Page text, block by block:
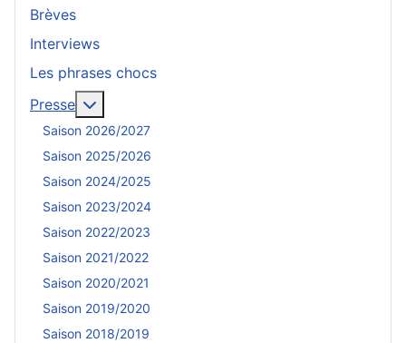
Brèves
Interviews
Les phrases chocs
Presse
Saison 2026/2027
Saison 2025/2026
Saison 2024/2025
Saison 2023/2024
Saison 2022/2023
Saison 2021/2022
Saison 2020/2021
Saison 2019/2020
Saison 2018/2019